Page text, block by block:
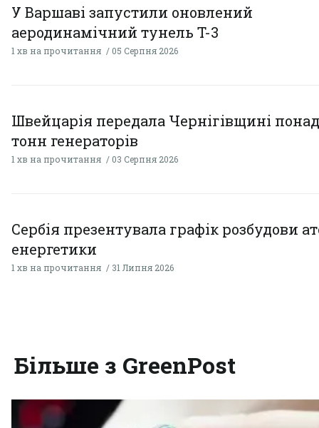
У Варшаві запустили оновлений
аеродинамічний тунель T-3
1 хв на прочитання 05 Серпня 2026
Швейцарія передала Чернігівщині
тонн генераторів
1 хв на прочитання 03 Серпня 2026
Сербія презентувала графік розбудови
енергетики
1 хв на прочитання 31 Липня 2026
Більше з GreenPost